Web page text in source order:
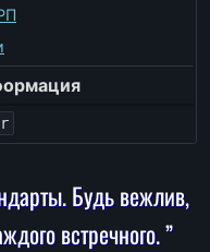
Будь вежлив,
встречного. ”